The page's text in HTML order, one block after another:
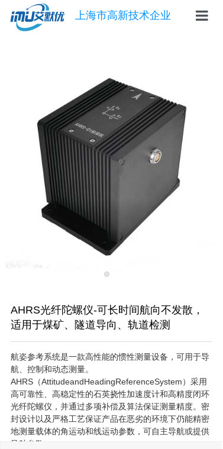
上海市高新技术企业
AHRS光纤陀螺仪-可长时间航向不发散，
适用于煤矿、隧道导向、轨道检测
航姿参考系统是一款高性能的惯性测量设备，可用于导
航、控制和动态测量。
AHRS（AttitudeandHeadingReferenceSystem）采用
高可靠性、高稳定性的石英挠性加速度计和高精度闭环
光纤陀螺仪，并通过多项补偿及算法保证测量精度。密
封设计以及严格工艺保证产品在恶劣的环境下仍能精密
地测量载体的角运动和线运动参数，可自主导航或提供
导航参数。